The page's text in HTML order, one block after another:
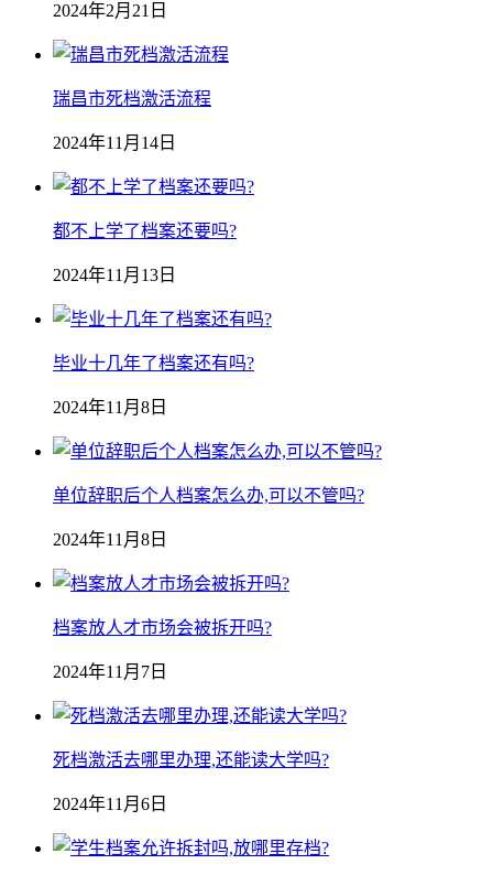
2024年2月21日
瑞昌市死档激活流程
2024年11月14日
都不上学了档案还要吗?
2024年11月13日
毕业十几年了档案还有吗?
2024年11月8日
单位辞职后个人档案怎么办,可以不管吗?
2024年11月8日
档案放人才市场会被拆开吗?
2024年11月7日
死档激活去哪里办理,还能读大学吗?
2024年11月6日